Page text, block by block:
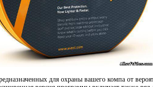
для охраны вашего компа от